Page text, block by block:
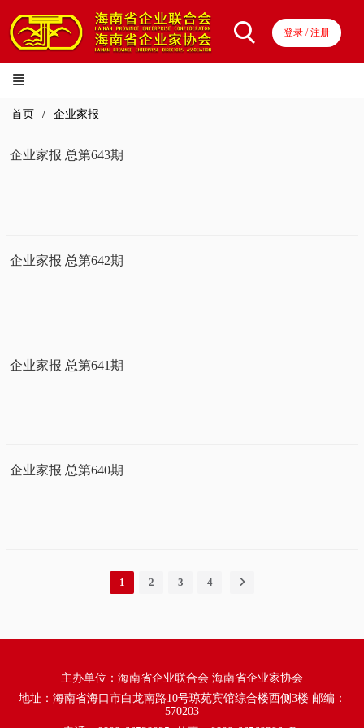
登录 / 注册
首页 企业家报
企业家报 总第643期
企业家报 总第642期
企业家报 总第641期
企业家报 总第640期
1 2 3 4
主办单位：海南省企业联合会 海南省企业家协会
地址：海南省海口市白龙南路10号琼苑宾馆综合楼西侧3楼 邮编：
570203